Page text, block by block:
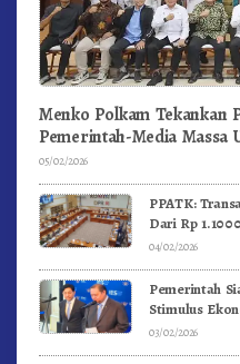
Menko Polkam Tekankan
Pemerintah-Media Massa
05/02/2026
PPATK:
Dari Rp
04/02/2026
Pemerintah
Stimulus
03/02/2026